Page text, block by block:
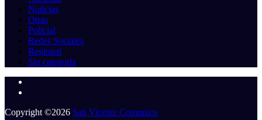
Noticias
Otras
Policial
Redes Sociales
Regional
Sin categoría
Copyright ©2026 San Vicente Comunica